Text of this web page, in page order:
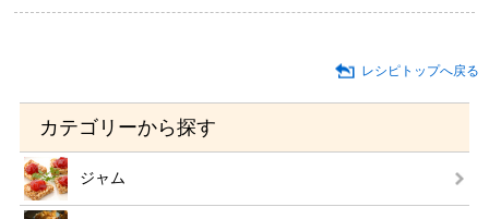
レシピトップへ戻る
カテゴリーから探す
ジャム